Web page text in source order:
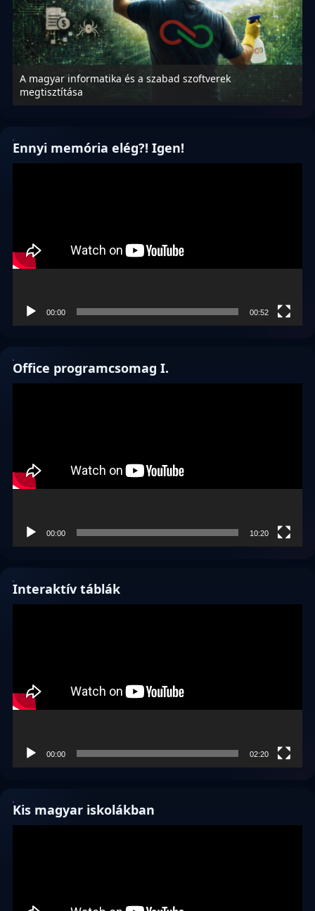
A magyar informatika és a szabad szoftverek
megtisztítása
Ennyi memória elég?! Igen!
00:00 00:52
Office programcsomag I.
00:00 10:20
Interaktív táblák
00:00 02:20
Kis magyar iskolákban